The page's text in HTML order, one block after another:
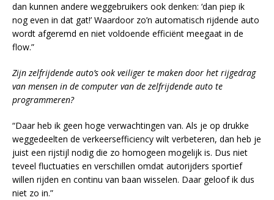
dan kunnen andere weggebruikers ook denken: ‘dan piep ik
nog even in dat gat!’ Waardoor zo’n automatisch rijdende auto
wordt afgeremd en niet voldoende efficiënt meegaat in de
flow.”
Zijn zelfrijdende auto’s ook veiliger te maken door het rijgedrag
van mensen in de computer van de zelfrijdende auto te
programmeren?
“Daar heb ik geen hoge verwachtingen van. Als je op drukke
weggedeelten de verkeersefficiency wilt verbeteren, dan heb je
juist een rijstijl nodig die zo homogeen mogelijk is. Dus niet
teveel fluctuaties en verschillen omdat autorijders sportief
willen rijden en continu van baan wisselen. Daar geloof ik dus
niet zo in.”